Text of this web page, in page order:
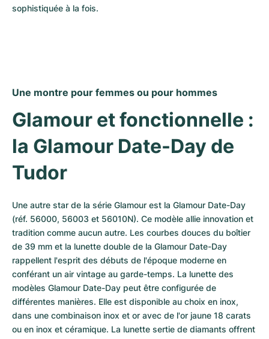
sophistiquée à la fois.
Une montre pour femmes ou pour hommes
Glamour et fonctionnelle :
la Glamour Date-Day de
Tudor
Une autre star de la série Glamour est la Glamour Date-Day
(réf. 56000, 56003 et 56010N). Ce modèle allie innovation et
tradition comme aucun autre. Les courbes douces du boîtier
de 39 mm et la lunette double de la Glamour Date-Day
rappellent l'esprit des débuts de l'époque moderne en
conférant un air vintage au garde-temps. La lunette des
modèles Glamour Date-Day peut être configurée de
différentes manières. Elle est disponible au choix en inox,
dans une combinaison inox et or avec de l'or jaune 18 carats
ou en inox et céramique. La lunette sertie de diamants offrent